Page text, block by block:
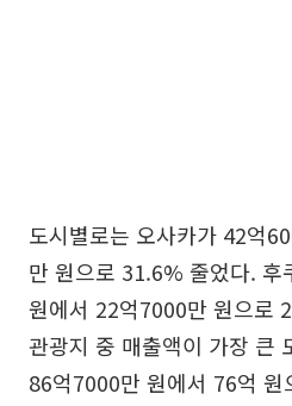
도시별로는 오사카가 42억
만 원으로 31.6% 줄었다. 후
원에서 22억7000만 원으로
관광지 중 매출액이 가장 큰
86억7000만 원에서 76억